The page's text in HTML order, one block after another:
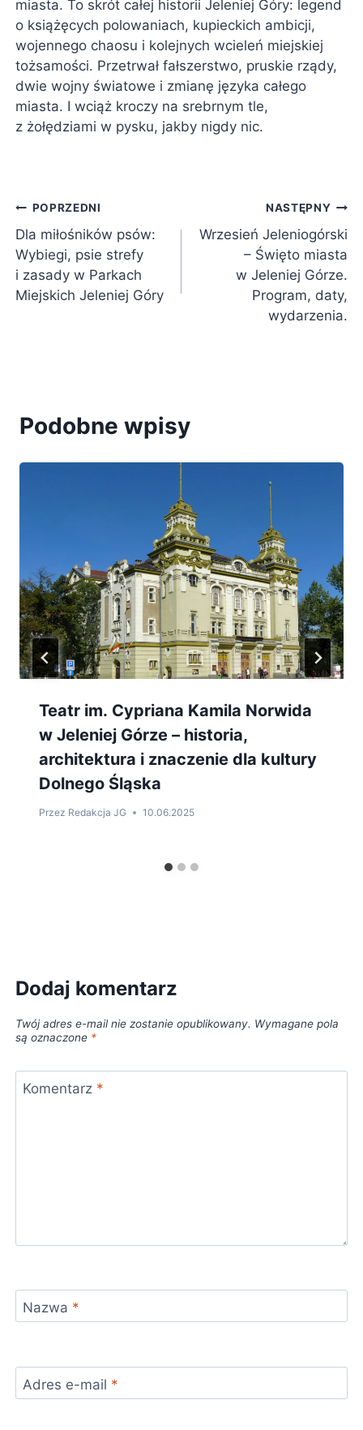
miasta. To skrót całej historii Jeleniej Góry: legend
o książęcych polowaniach, kupieckich ambicji,
wojennego chaosu i kolejnych wcieleń miejskiej
tożsamości. Przetrwał fałszerstwo, pruskie rządy,
dwie wojny światowe i zmianę języka całego
miasta. I wciąż kroczy na srebrnym tle,
z żołędziami w pysku, jakby nigdy nic.
Nawigacja
wpisu
POPRZEDNI
Dla miłośników psów:
Wybiegi, psie strefy
i zasady w Parkach
Miejskich Jeleniej Góry
NASTĘPNY
Wrzesień Jeleniogórski
– Święto miasta
w Jeleniej Górze.
Program, daty,
wydarzenia.
Podobne wpisy
Teatr im. Cypriana Kamila Norwida
w Jeleniej Górze – historia,
architektura i znaczenie dla kultury
Dolnego Śląska
Przez Redakcja JG 10.06.2025
Dodaj komentarz
Twój adres e-mail nie zostanie opublikowany. Wymagane pola
są oznaczone *
Komentarz *
Nazwa *
Adres e-mail *